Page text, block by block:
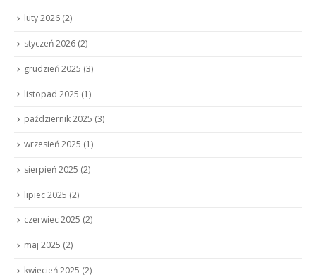
luty 2026 (2)
styczeń 2026 (2)
grudzień 2025 (3)
listopad 2025 (1)
październik 2025 (3)
wrzesień 2025 (1)
sierpień 2025 (2)
lipiec 2025 (2)
czerwiec 2025 (2)
maj 2025 (2)
kwiecień 2025 (2)